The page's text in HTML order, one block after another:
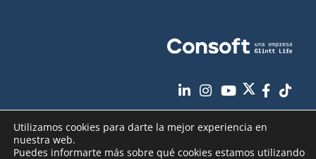
Utilizamos cookies para darte la mejor experiencia en
nuestra web.
Puedes informarte más sobre qué cookies estamos utilizando